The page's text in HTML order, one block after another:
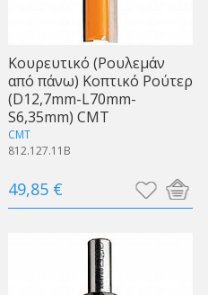
Κουρευτικό (Ρουλεμάν
από πάνω) Κοπτικό Ρούτερ
(D12,7mm-L70mm-
S6,35mm) CMT
CMT
812.127.11B
49,85 €